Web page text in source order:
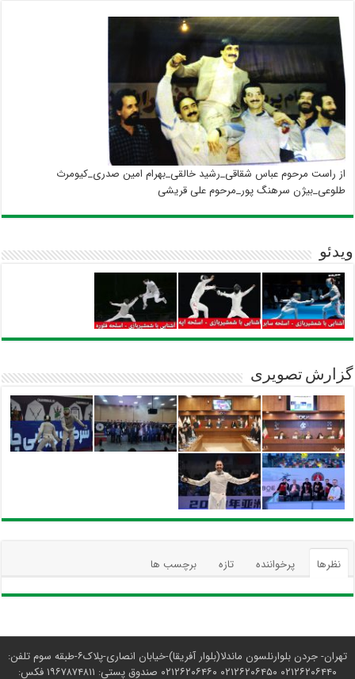
از راست مرحوم عباس شقاقی_رشید خالقی_بهرام امین صدری_کیومرث
طلوعی_بیژن سرهنگ پور_مرحوم علی قریشی
ویدئو
گزارش تصویری
نظرها پرخواننده تازه برچسب ها
تهران- جردن بلوارنلسون ماندلا(بلوار آفریقا)-خیابان انصاری-پلاک۶-طبقه سوم تلفن:
۰۲۱۲۶۲۰۶۴۴۰ ۰۲۱۲۶۲۰۶۴۵۰ ۰۲۱۲۶۲۰۶۴۶۰ صندوق پستی: ۱۹۶۷۸۷۴۸۱۱ فکس: